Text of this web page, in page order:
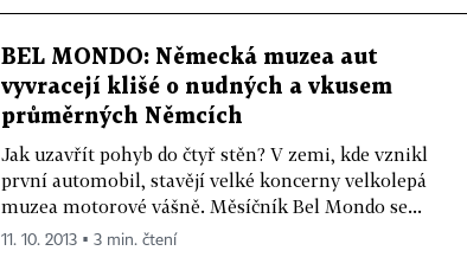
BEL MONDO: Německá muzea aut
vyvracejí klišé o nudných a vkusem
průměrných Němcích
Jak uzavřít pohyb do čtyř stěn? V zemi, kde vznikl
první automobil, stavějí velké koncerny velkolepá
muzea motorové vášně. Měsíčník Bel Mondo se...
11. 10. 2013 ▪ 3 min. čtení